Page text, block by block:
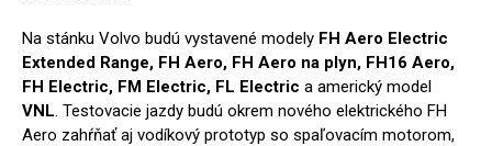
Na stánku Volvo budú vystavené modely FH Aero Electric
Extended Range, FH Aero, FH Aero na plyn, FH16 Aero,
FH Electric, FM Electric, FL Electric a americký model
VNL. Testovacie jazdy budú okrem nového elektrického FH
Aero zahŕňať aj vodíkový prototyp so spaľovacím motorom,